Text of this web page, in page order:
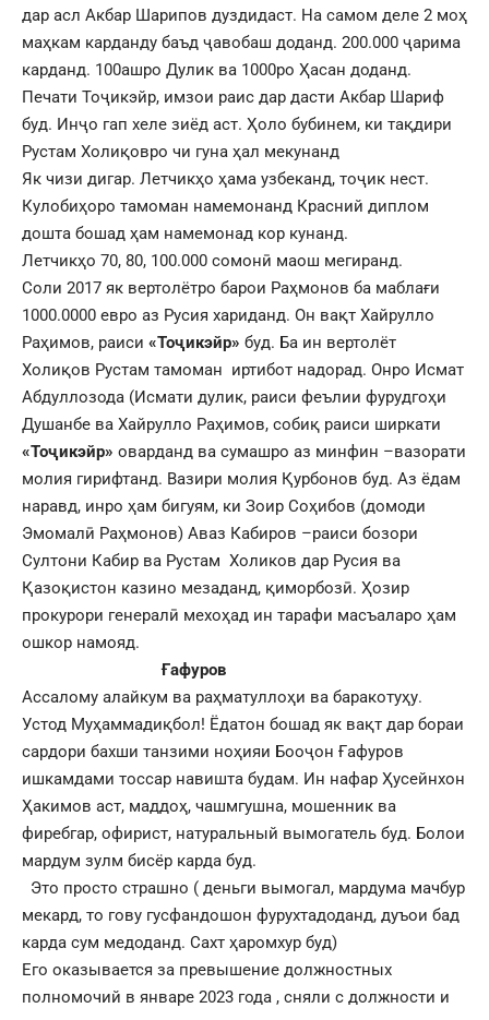
дар асл Акбар Шарипов дуздидаст. На самом деле 2 моҳ
маҳкам карданду баъд ҷавобаш доданд. 200.000 ҷарима
карданд. 100ашро Дулик ва 1000ро Ҳасан доданд.
Печати Тоҷикэйр, имзои раис дар дасти Акбар Шариф
буд. Инҷо гап хеле зиёд аст. Ҳоло бубинем, ки тақдири
Рустам Холиқовро чи гуна ҳал мекунанд
Як чизи дигар. Летчикҳо ҳама узбеканд, тоҷик нест.
Кулобиҳоро тамоман намемонанд Красний диплом
дошта бошад ҳам намемонад кор кунанд.
Летчикҳо 70, 80, 100.000 сомонӣ маош мегиранд.
Соли 2017 як вертолётро барои Раҳмонов ба маблағи
1000.0000 евро аз Русия хариданд. Он вақт Хайрулло
Раҳимов, раиси «Тоҷикэйр» буд. Ба ин вертолёт
Холиқов Рустам тамоман иртибот надорад. Онро Исмат
Абдуллозода (Исмати дулик, раиси феълии фурудгоҳи
Душанбе ва Хайрулло Раҳимов, собиқ раиси ширкати
«Тоҷикэйр» оварданд ва сумашро аз минфин –вазорати
молия гирифтанд. Вазири молия Қурбонов буд. Аз ёдам
наравд, инро ҳам бигуям, ки Зоир Соҳибов (домоди
Эмомалӣ Раҳмонов) Аваз Кабиров –раиси бозори
Султони Кабир ва Рустам Холиков дар Русия ва
Қазоқистон казино мезаданд, қиморбозӣ. Ҳозир
прокурори генералӣ мехоҳад ин тарафи масъаларо ҳам
ошкор намояд.
Ғафуров
Ассалому алайкум ва раҳматуллоҳи ва баракотуҳу.
Устод Муҳаммадиқбол! Ёдатон бошад як вақт дар бораи
сардори бахши танзими ноҳияи Бооҷон Ғафуров
ишкамдами тоссар навишта будам. Ин нафар Ҳусейнхон
Ҳакимов аст, маддоҳ, чашмгушна, мошенник ва
фиребгар, офирист, натуральный вымогатель буд. Болои
мардум зулм бисёр карда буд.
Это просто страшно ( деньги вымогал, мардума мачбур
мекард, то гову гусфандошон фурухтадоданд, дуъои бад
карда сум медоданд. Сахт ҳаромхур буд)
Его оказывается за превышение должностных
полномочий в январе 2023 года , сняли с должности и